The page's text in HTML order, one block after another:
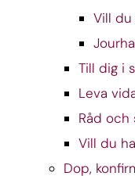
Vill du
Till dig i
Leva
Råd och
Vill du
Dop,